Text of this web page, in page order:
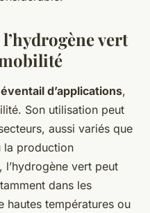
vert
d’applications,
Son utilisation peut
aussi variés que
la production
l’hydrogène vert peut
dans les
hautes températures ou